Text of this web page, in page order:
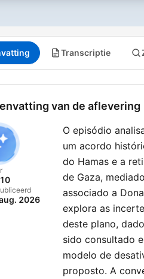
Transcriptie
van de aflevering
2026
O episódio
um acordo
do Hamas e a
de Gaza,
associado a
explora as
deste plano,
sido consultado
modelo de
proposto. A